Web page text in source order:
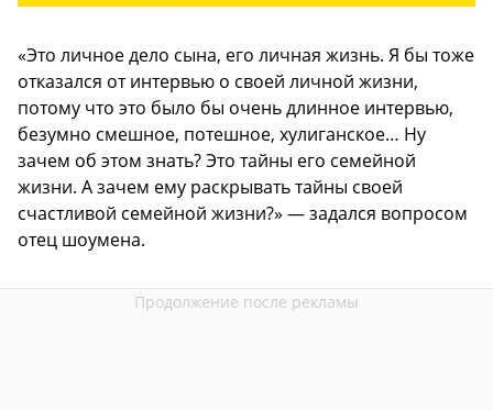
«Это личное дело сына, его личная жизнь. Я бы тоже
отказался от интервью о своей личной жизни,
потому что это было бы очень длинное интервью,
безумно смешное, потешное, хулиганское… Ну
зачем об этом знать? Это тайны его семейной
жизни. А зачем ему раскрывать тайны своей
счастливой семейной жизни?» — задался вопросом
отец шоумена.